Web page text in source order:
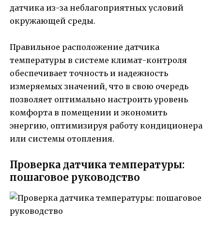
датчика из-за неблагоприятных условий
окружающей среды.
Правильное расположение датчика
температуры в системе климат-контроля
обеспечивает точность и надежность
измеряемых значений, что в свою очередь
позволяет оптимально настроить уровень
комфорта в помещении и экономить
энергию, оптимизируя работу кондиционера
или системы отопления.
Проверка датчика температуры:
пошаговое руководство